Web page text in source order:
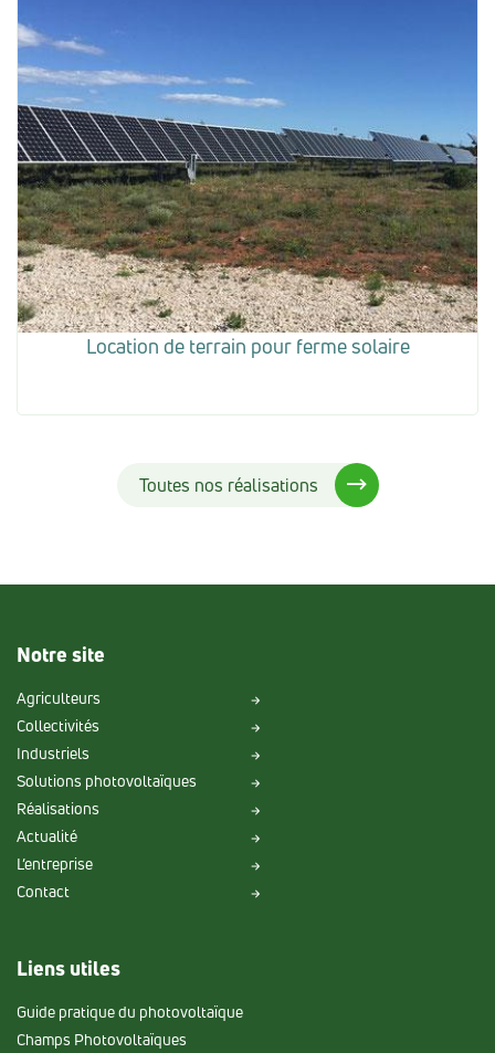
Location de terrain pour ferme solaire
Toutes nos réalisations
Notre site
Agriculteurs
Collectivités
Industriels
Solutions photovoltaïques
Réalisations
Actualité
L’entreprise
Contact
Liens utiles
Guide pratique du photovoltaïque
Champs Photovoltaïques